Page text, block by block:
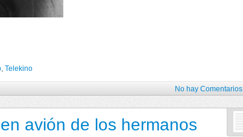
, Telekino
No hay Comentarios
avión de los hermanos